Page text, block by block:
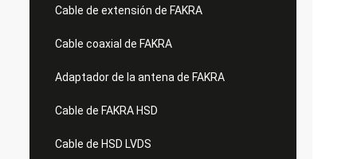
Cable de extensión de FAKRA
Cable coaxial de FAKRA
Adaptador de la antena de FAKRA
Cable de FAKRA HSD
Cable de HSD LVDS